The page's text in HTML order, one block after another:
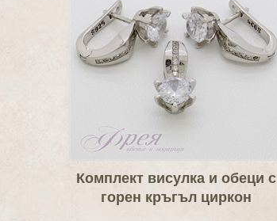
Комплект висулка и обеци с
горен кръгъл циркон